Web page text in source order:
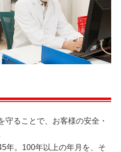
守ることで、お客様の安全・
年。100年以上の年月を、そ